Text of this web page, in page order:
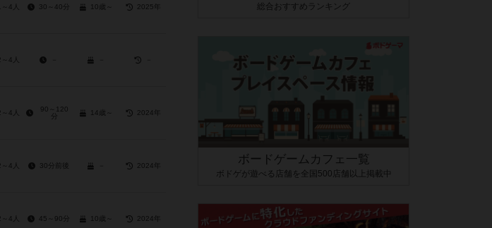
～4人 30～40分 10歳～ 2025年
～4人
～4人
90～120
分
14歳～ 2024年
～4人 30分前後 2024年
～4人 45～90分 10歳～ 2024年
総合おすすめランキング
ボードゲームカフェ一覧
ボドゲが遊べる店舗を全国500店舗以上掲載中